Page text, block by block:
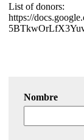
List of donors:
https://
Nombre